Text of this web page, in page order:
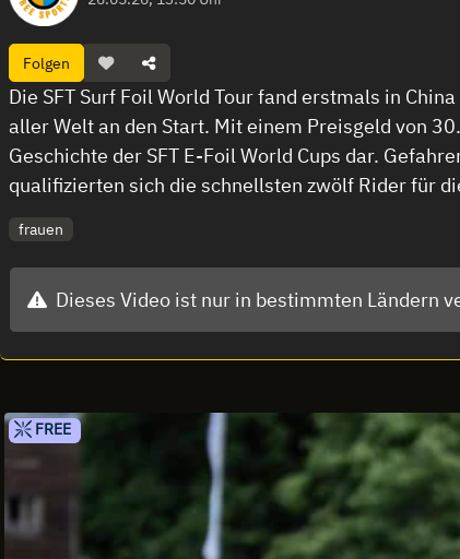
Folgen
Die SFT Surf Foil World Tour fand erstmals in
aller Welt an den Start. Mit einem Preisgeld von
Geschichte der SFT E-Foil World Cups dar.
qualifizierten sich die schnellsten zwölf Rider für
frauen
Dieses Video ist nur in bestimmten Ländern
FREE